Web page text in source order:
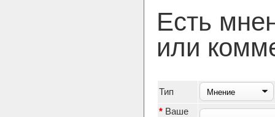
Есть
или
Тип
* Ваше